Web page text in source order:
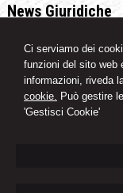
Ci serviamo dei
funzioni del sito web
informazioni, riveda
cookie. Può gestire
'Gestisci Cookie'
News Giuridiche
L'AI che hai spento non
08/08/2026
Diritto di difesa e
digitale